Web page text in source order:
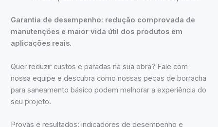
Garantia de desempenho: redução comprovada de
manutenções e maior vida útil dos produtos em
aplicações reais.
Quer reduzir custos e paradas na sua obra? Fale com
nossa equipe e descubra como nossas peças de borracha
para saneamento básico podem melhorar a experiência do
seu projeto.
Provas e resultados: indicadores de desempenho e